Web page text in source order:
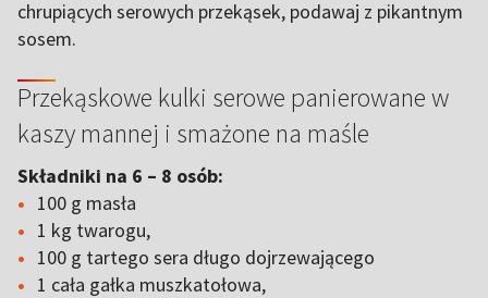
chrupiących serowych przekąsek, podawaj z pikantnym
sosem.
Przekąskowe kulki serowe panierowane w
kaszy mannej i smażone na maśle
Składniki na 6 – 8 osób:
100 g masła
1 kg twarogu,
100 g tartego sera długo dojrzewającego
1 cała gałka muszkatołowa,